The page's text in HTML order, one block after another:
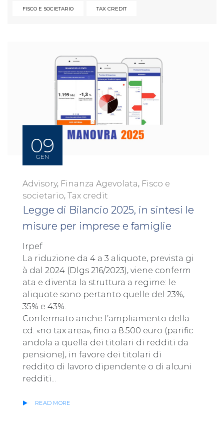
FISCO E SOCIETARIO TAX CREDIT
09
GEN
Advisory, Finanza Agevolata, Fisco e
societario, Tax credit
Legge di Bilancio 2025, in sintesi le
misure per imprese e famiglie
Irpef
La riduzione da 4 a 3 aliquote, prevista gi
à dal 2024 (Dlgs 216/2023), viene conferm
ata e diventa la struttura a regime: le
aliquote sono pertanto quelle del 23%,
35% e 43%.
Confermato anche l’ampliamento della
cd. «no tax area», fino a 8.500 euro (parific
andola a quella dei titolari di redditi da
pensione), in favore dei titolari di
reddito di lavoro dipendente o di alcuni
redditi...
READ MORE